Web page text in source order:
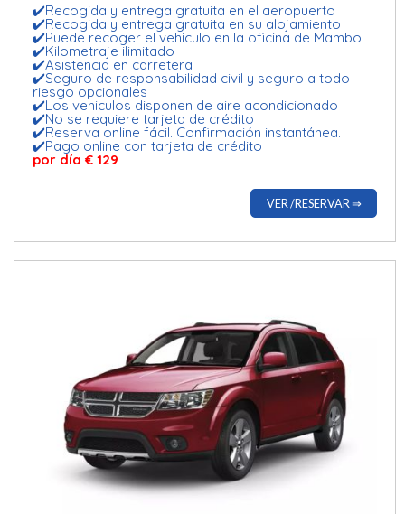
✔️Recogida y entrega gratuita en el aeropuerto
✔️Recogida y entrega gratuita en su alojamiento
✔️Puede recoger el vehiculo en la oficina de Mambo
✔️Kilometraje ilimitado
✔️Asistencia en carretera
✔️Seguro de responsabilidad civil y seguro a todo
riesgo opcionales
✔️Los vehiculos disponen de aire acondicionado
✔️No se requiere tarjeta de crédito
✔️Reserva online fácil. Confirmación instantánea.
✔️Pago online con tarjeta de crédito
por día € 129
VER /RESERVAR ⇒